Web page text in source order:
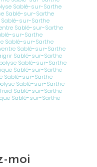
Sablé-sur-Sarthe
Sablé-sur-Sarthe
Sablé-sur-Sarthe
Sablé-sur-Sarthe
sur-Sarthe
Sablé-sur-Sarthe
Sablé-sur-Sarthe
Sablé-sur-Sarthe
Sablé-sur-Sarthe
Sablé-sur-Sarthe
Sablé-sur-Sarthe
Sablé-sur-Sarthe
Sablé-sur-Sarthe
Sablé-sur-Sarthe
moi